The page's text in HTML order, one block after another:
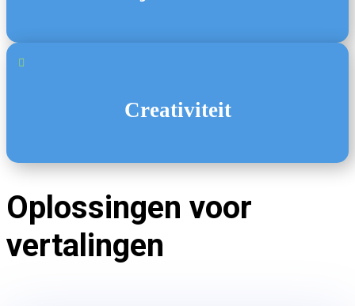

Creativiteit
Oplossingen voor
vertalingen